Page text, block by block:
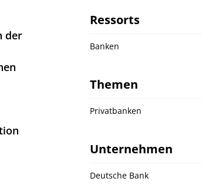
der
Ressorts
Banken
Themen
Privatbanken
Unternehmen
Deutsche Bank